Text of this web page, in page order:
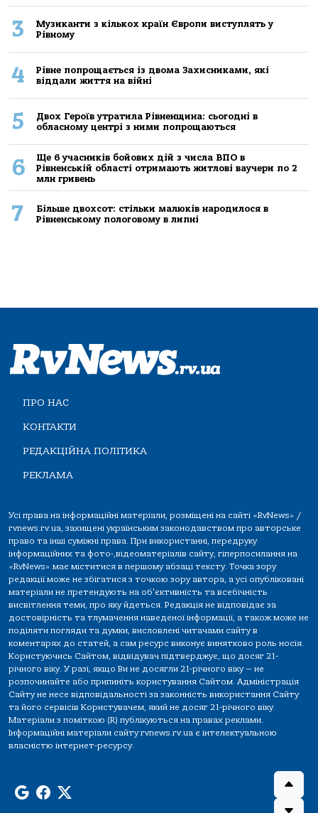
3
Музиканти з кількох країн Європи виступлять у
Рівному
4
Рівне попрощається із двома Захисниками, які
віддали життя на війні
5
Двох Героїв утратила Рівненщина: сьогодні в
обласному центрі з ними попрощаються
6
Ще 6 учасників бойових дій з числа ВПО в
Рівненській області отримають житлові ваучери по 2
млн гривень
7
Більше двохсот: стільки малюків народилося в
Рівненському пологовому в липні
ПРО НАС
КОНТАКТИ
РЕДАКЦІЙНА ПОЛІТИКА
РЕКЛАМА
Усі права на інформаційні матеріали, розміщені на сайті «RvNews» /
rvnews.rv.ua, захищені українським законодавством про авторське
право та інші суміжні права. При використанні, передруку
інформаційних та фото-,відеоматеріалів сайту, гіперпосилання на
«RvNews» має міститися в першому абзаці тексту. Точка зору
редакції може не збігатися з точкою зору автора, а усі опубліковані
матеріали не претендують на об'єктивність та всебічність
висвітлення теми, про яку йдеться. Редакція не відповідає за
достовірність та тлумачення наведеної інформації, а також може не
поділяти погляди та думки, висловлені читачами сайту в
коментарях до статей, а сам ресурс виконує винятково роль носія.
Користуючись Сайтом, відвідувач підтверджує, що досяг 21-
річного віку. У разі, якщо Ви не досягли 21-річного віку — не
розпочинайте або припиніть користування Сайтом. Адміністрація
Сайту не несе відповідальності за законність використання Сайту
та його сервісів Користувачем, який не досяг 21-річного віку.
Матеріали з поміткою (R) публікуються на правах реклами.
Інформаційні матеріали сайту rvnews.rv.ua є інтелектуальною
власністю інтернет-ресурсу.